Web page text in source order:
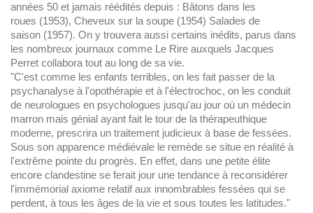
années 50 et jamais réédités depuis : Bâtons dans les
roues (1953), Cheveux sur la soupe (1954) Salades de
saison (1957). On y trouvera aussi certains inédits, parus dans
les nombreux journaux comme Le Rire auxquels Jacques
Perret collabora tout au long de sa vie.
"C'est comme les enfants terribles, on les fait passer de la
psychanalyse à l'opothérapie et à l'électrochoc, on les conduit
de neurologues en psychologues jusqu'au jour où un médecin
marron mais génial ayant fait le tour de la thérapeuthique
moderne, prescrira un traitement judicieux à base de fessées.
Sous son apparence médiévale le remède se situe en réalité à
l'extrême pointe du progrès. En effet, dans une petite élite
encore clandestine se ferait jour une tendance à reconsidérer
l'immémorial axiome relatif aux innombrables fessées qui se
perdent, à tous les âges de la vie et sous toutes les latitudes."